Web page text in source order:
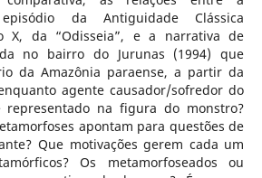
da Antiguidade Clássica
X, da “Odisseia”, e a narrativa de
no bairro do Jurunas (1994) que
da Amazônia paraense, a partir da
agente causador/sofredor do
na figura do monstro?
apontam para questões de
Que motivações gerem cada um
Os metamorfoseados ou